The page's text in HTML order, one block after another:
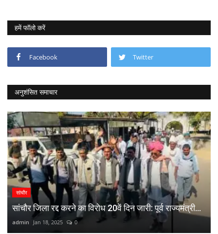
हमें फॉलो करें
Facebook Twitter
अनुशंसित समाचार
सांचौर
सांचौर जिला रद्द करने का विरोध 20वें दिन जारी: पूर्व राज्यमंत्री...
admin Jan 18, 2025 0